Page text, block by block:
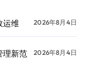
运维 2026年8月4日
理新范
2026年8月4日